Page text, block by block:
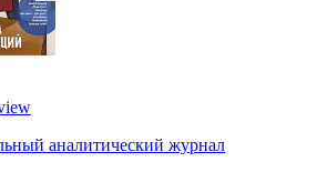
аналитический журнал